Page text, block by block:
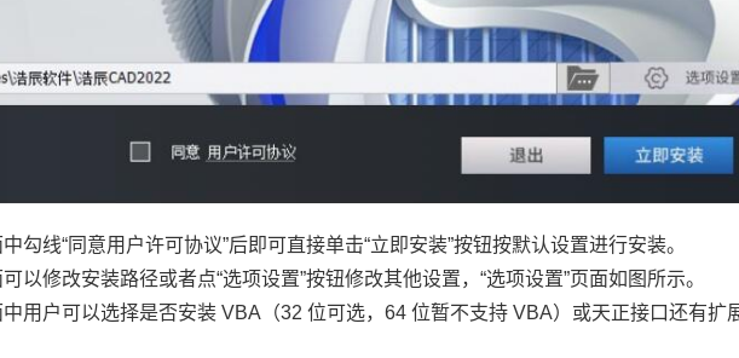
勾线“同意用户许可协议”后即可直接单击“立即安装”按钮按默认设置进行安装。
以修改安装路径或者点“选项设置”按钮修改其他设置，“选项设置”页面如图所示。
用户可以选择是否安装 VBA（32 位可选，64 位暂不支持 VBA）或天正接口还有扩